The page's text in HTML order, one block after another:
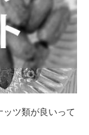
ツ類が良いって